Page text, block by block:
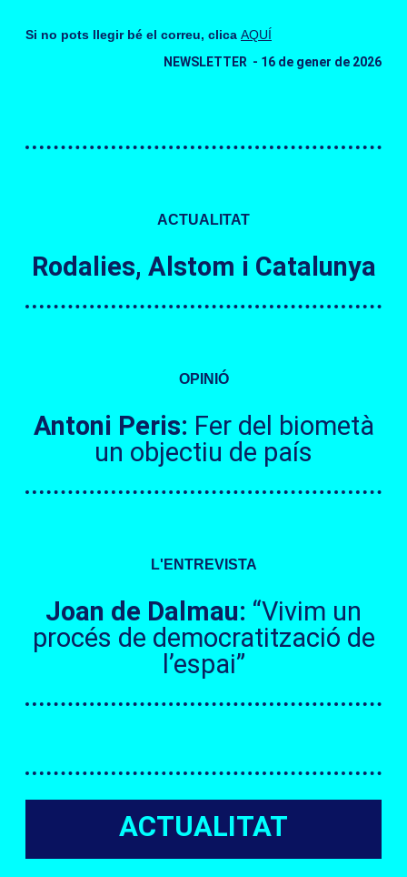
Si no pots llegir bé el correu, clica AQUÍ
NEWSLETTER - 16 de gener de 2026
ACTUALITAT
Rodalies, Alstom i Catalunya
OPINIÓ
Antoni Peris: Fer del biometà
un objectiu de país
L'ENTREVISTA
Joan de Dalmau: “Vivim un
procés de democratització de
l’espai”
ACTUALITAT